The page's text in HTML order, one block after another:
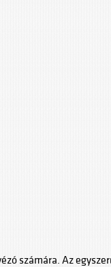
számára. Az